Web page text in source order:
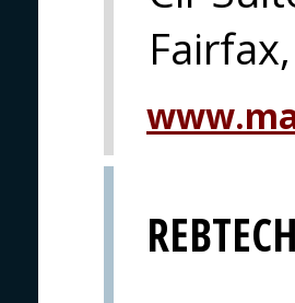
REBTECH